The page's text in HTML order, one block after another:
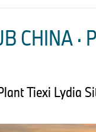
CHINA ·
Tiexi Lydia